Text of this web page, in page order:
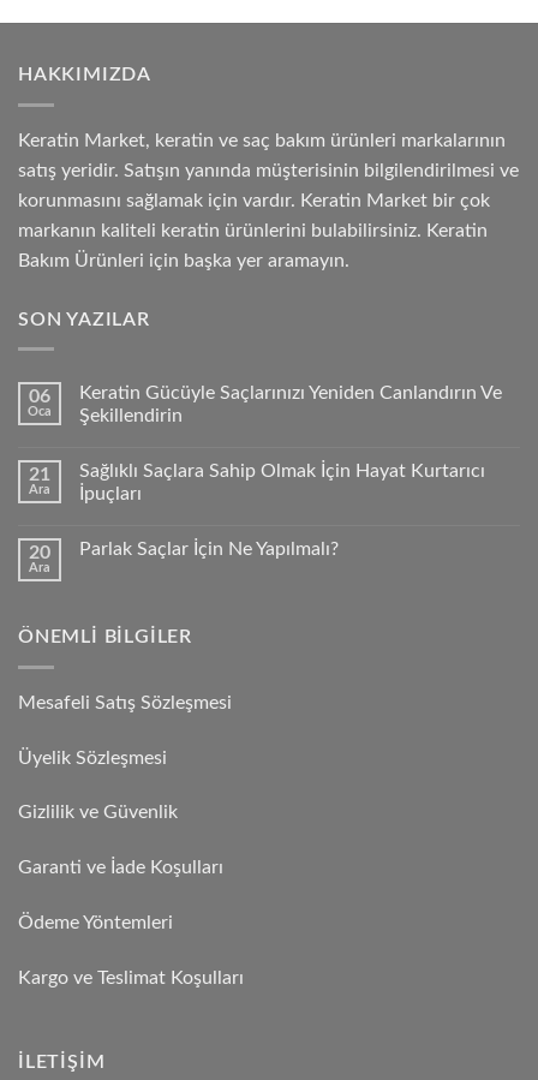
HAKKIMIZDA
Keratin Market, keratin ve saç bakım ürünleri markalarının
satış yeridir. Satışın yanında müşterisinin bilgilendirilmesi ve
korunmasını sağlamak için vardır. Keratin Market bir çok
markanın kaliteli keratin ürünlerini bulabilirsiniz. Keratin
Bakım Ürünleri için başka yer aramayın.
SON YAZILAR
06
Oca
Keratin Gücüyle Saçlarınızı Yeniden Canlandırın Ve
Şekillendirin
21
Ara
Sağlıklı Saçlara Sahip Olmak İçin Hayat Kurtarıcı
İpuçları
20
Ara
Parlak Saçlar İçin Ne Yapılmalı?
ÖNEMLI BILGILER
Mesafeli Satış Sözleşmesi
Üyelik Sözleşmesi
Gizlilik ve Güvenlik
Garanti ve İade Koşulları
Ödeme Yöntemleri
Kargo ve Teslimat Koşulları
İLETIŞIM